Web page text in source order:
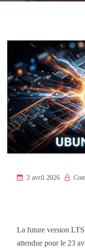
2 avril 2026
La future version
attendue pour le 23